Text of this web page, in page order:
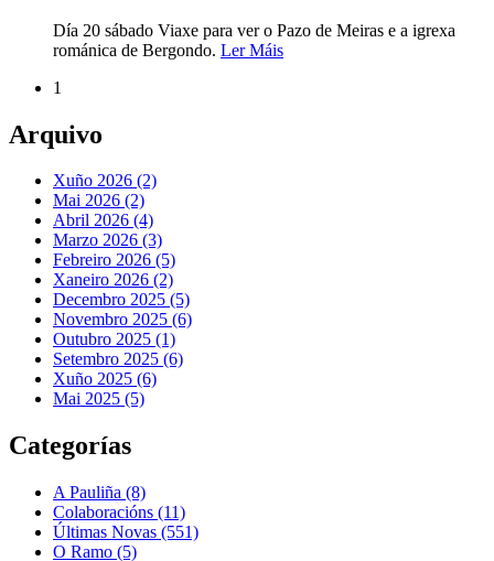
Día 20 sábado Viaxe para ver o Pazo de Meiras e a igrexa
románica de Bergondo. Ler Máis
1
Arquivo
Xuño 2026 (2)
Mai 2026 (2)
Abril 2026 (4)
Marzo 2026 (3)
Febreiro 2026 (5)
Xaneiro 2026 (2)
Decembro 2025 (5)
Novembro 2025 (6)
Outubro 2025 (1)
Setembro 2025 (6)
Xuño 2025 (6)
Mai 2025 (5)
Categorías
A Pauliña (8)
Colaboracións (11)
Últimas Novas (551)
O Ramo (5)